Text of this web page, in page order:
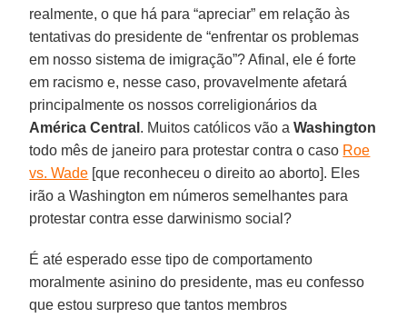
realmente, o que há para “apreciar” em relação às
tentativas do presidente de “enfrentar os problemas
em nosso sistema de imigração”? Afinal, ele é forte
em racismo e, nesse caso, provavelmente afetará
principalmente os nossos correligionários da
América Central . Muitos católicos vão aWashington
todo mês de janeiro para protestar contra o caso Roe
vs. Wade [que reconheceu o direito ao aborto]. Eles
irão a Washington em números semelhantes para
protestar contra esse darwinismo social?
É até esperado esse tipo de comportamento
moralmente asinino do presidente, mas eu confesso
que estou surpreso que tantos membros